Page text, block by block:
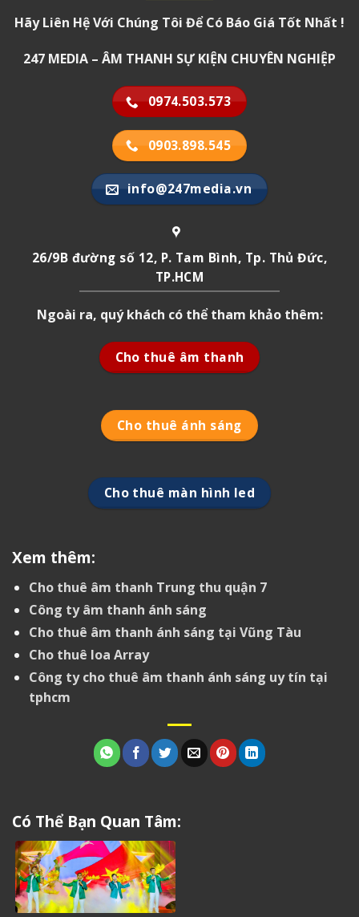
Hãy Liên Hệ Với Chúng Tôi Để Có Báo Giá Tốt Nhất !
247 MEDIA – ÂM THANH SỰ KIỆN CHUYÊN NGHIỆP
0974.503.573
0903.898.545
info@247media.vn
26/9B đường số 12, P. Tam Bình, Tp. Thủ Đức,
TP.HCM
Ngoài ra, quý khách có thể tham khảo thêm:
Cho thuê âm thanh
Cho thuê ánh sáng
Cho thuê màn hình led
Xem thêm:
Cho thuê âm thanh Trung thu quận 7
Công ty âm thanh ánh sáng
Cho thuê âm thanh ánh sáng tại Vũng Tàu
Cho thuê loa Array
Công ty cho thuê âm thanh ánh sáng uy tín tại
tphcm
Có Thể Bạn Quan Tâm: